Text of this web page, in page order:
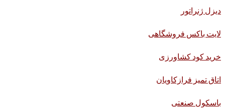
دیزل ژنراتور
لایت باکس فروشگاهی
خرید کود کشاورزی
اتاق تمیز فرازکاویان
باسکول صنعتی